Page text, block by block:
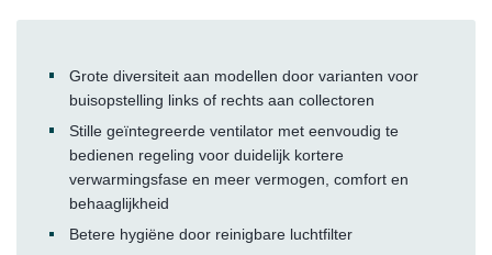
Grote diversiteit aan modellen door varianten voor
buisopstelling links of rechts aan collectoren
Stille geïntegreerde ventilator met eenvoudig te
bedienen regeling voor duidelijk kortere
verwarmingsfase en meer vermogen, comfort en
behaaglijkheid
Betere hygiëne door reinigbare luchtfilter